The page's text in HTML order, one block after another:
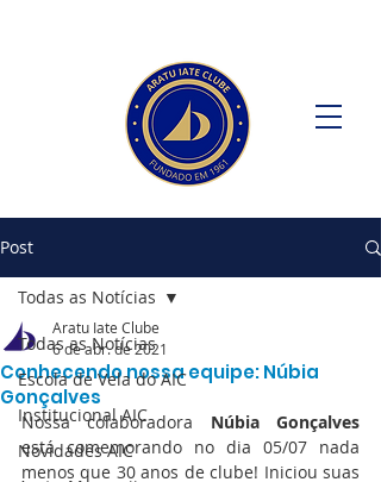
Post
Todas as Notícias
Escola de Vela do AIC
Institucional AIC
Novidades AIC
Todas as Notícias
Conhecendo nossa equipe: Núbia
Gonçalves
Aratu Iate Clube
6 de abr. de 2021
Nossa colaboradora Núbia Gonçalves
está comemorando no dia 05/07 nada
menos que 30 anos de clube! Iniciou suas